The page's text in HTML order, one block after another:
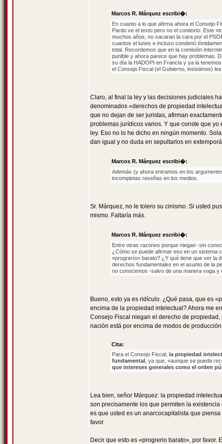
Marcos R. Márquez escribi�:
En cuanto a lo que afirma ahora el Consejo
Pardo ve el texto pero no el contexto. Este
muchos años, no sacaran la cara por el
cuantos el lunes e incluso condenó
total. Recordemos que en la comisión
punible y ahora parece que hay problemas.
su día la HADOPI en Francia y ya la
el Consejo Fiscal (el Gobierno, insistimos)
Claro, al final la ley y las decisiones judiciales
denominados «derechos de propiedad
que no dejan de ser juristas, afirman
problemas jurídicos varios. Y que conste que
ley. Eso no lo he dicho en ningún momento.
dan igual y no duda en sepultarlos en
Marcos R. Márquez escribi�:
Además (y ahora entramos en los
incompletas reseñas en los medios.
Sr. Márquez, no le tolero su cinismo. Si usted
mismo. Faltaría más.
Marcos R. Márquez escribi�:
Entre otras razones porque niegan -sin
¿Cómo se puede afirmar eso en un sistema
«progrerío» barato? ¿Y qué tiene que ver la
derechos fundamentales en el asunto de la
no conocemos -salvo de una manera vaga
Bueno, esto ya es ridículo. ¿Qué pasa, que es
encima de la propiedad intelectual? Ahora me
Consejo Fiscal niegan el derecho de
nación está por encima de modos de
Cita:
Para el Consejo Fiscal, la propiedad
fundamental, ya que, «aunque se pueda
que intereses generales como el orden
Lea bien, señor Márquez: la propiedad
son precisamente los que permiten la
es que usted es un anarcocapitalista que
favor.
Decir que esto es «progrerio barato», por